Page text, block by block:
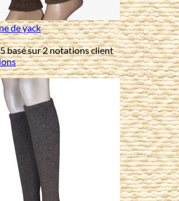
de yack
basé sur2notations client